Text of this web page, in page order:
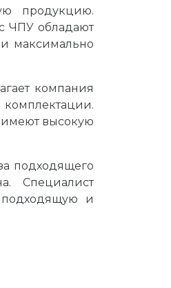
продукцию.
ЧПУ обладают
максимально
компания
высокую
подходящего
Специалист
и